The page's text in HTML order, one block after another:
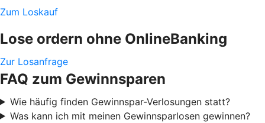
Zum Loskauf
Lose ordern ohne OnlineBanking
Zur Losanfrage
FAQ zum Gewinnsparen
Wie häufig finden Gewinnspar-Verlosungen statt?
Was kann ich mit meinen Gewinnsparlosen gewinnen?